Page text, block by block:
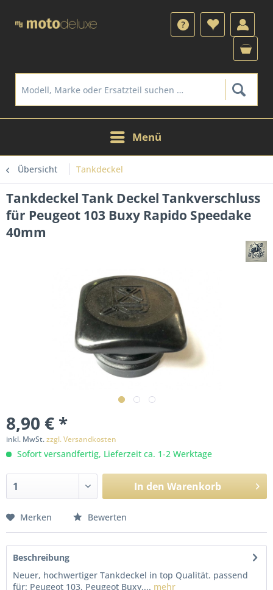
Menü
Übersicht Tankdeckel
Tankdeckel Tank Deckel Tankverschluss
für Peugeot 103 Buxy Rapido Speedake
40mm
8,90 € *
inkl. MwSt.zzgl. Versandkosten
Sofort versandfertig, Lieferzeit ca. 1-2 Werktage
In den Warenkorb
Merken Bewerten
Beschreibung
Neuer, hochwertiger Tankdeckel in top Qualität. passend
für: Peugeot 103, Peugeot Buxy,... mehr